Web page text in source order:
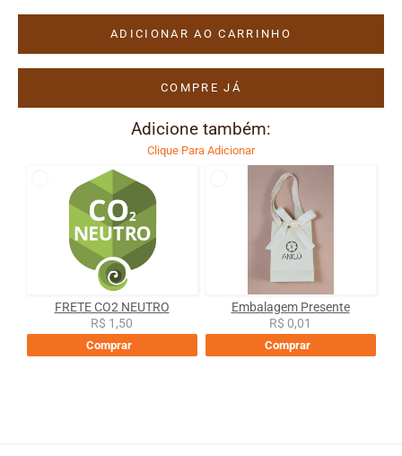
ADICIONAR AO CARRINHO
COMPRE JÁ
Adicione também:
Clique Para Adicionar
FRETE CO2 NEUTRO
R$ 1,50
Comprar
Embalagem Presente
R$ 0,01
Comprar